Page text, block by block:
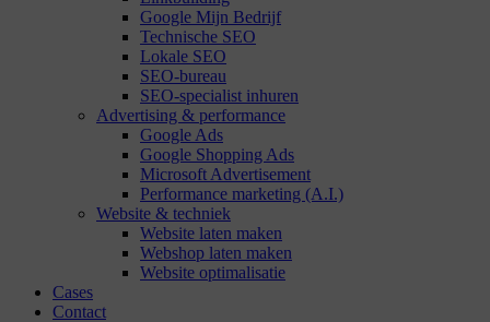
Google Mijn Bedrijf
Technische SEO
Lokale SEO
SEO-bureau
SEO-specialist inhuren
Advertising & performance
Google Ads
Google Shopping Ads
Microsoft Advertisement
Performance marketing (A.I.)
Website & techniek
Website laten maken
Webshop laten maken
Website optimalisatie
Cases
Contact